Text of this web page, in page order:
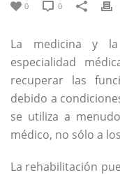
0 0
La medicina y
especialidad
recuperar las
debido a
se utiliza a
médico, no sólo a
La rehabilitación